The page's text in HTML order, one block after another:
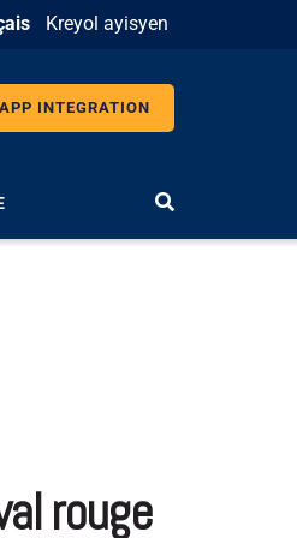
Kreyol ayisyen
APP INTEGRATION
rouge